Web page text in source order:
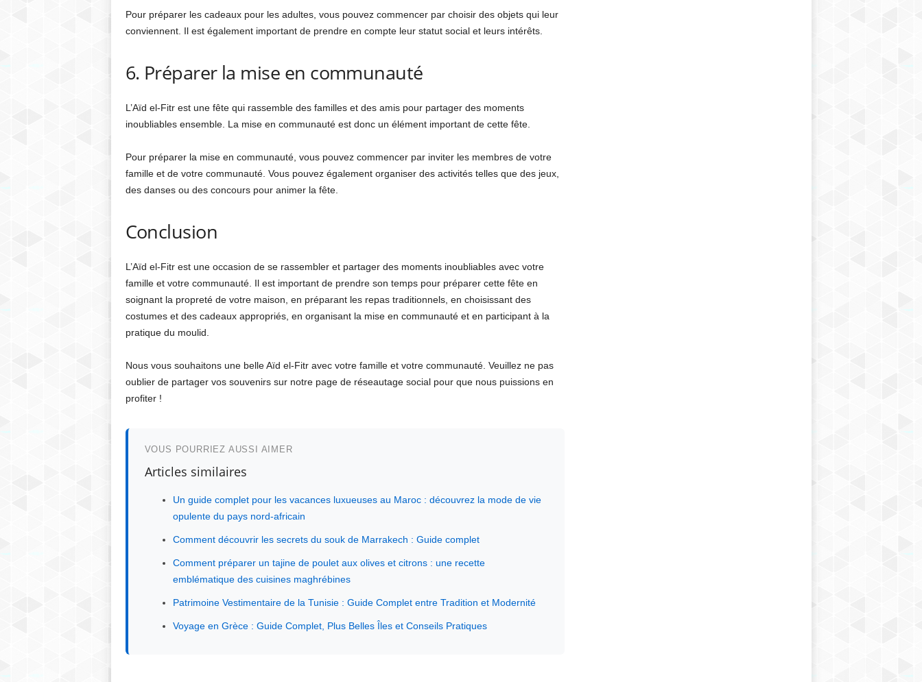
Pour préparer les cadeaux pour les adultes, vous pouvez commencer par choisir des objets qui leur
conviennent. Il est également important de prendre en compte leur statut social et leurs intérêts.
6. Préparer la mise en communauté
L’Aïd el-Fitr est une fête qui rassemble des familles et des amis pour partager des moments
inoubliables ensemble. La mise en communauté est donc un élément important de cette fête.
Pour préparer la mise en communauté, vous pouvez commencer par inviter les membres de votre
famille et de votre communauté. Vous pouvez également organiser des activités telles que des jeux,
des danses ou des concours pour animer la fête.
Conclusion
L’Aïd el-Fitr est une occasion de se rassembler et partager des moments inoubliables avec votre
famille et votre communauté. Il est important de prendre son temps pour préparer cette fête en
soignant la propreté de votre maison, en préparant les repas traditionnels, en choisissant des
costumes et des cadeaux appropriés, en organisant la mise en communauté et en participant à la
pratique du moulid.
Nous vous souhaitons une belle Aïd el-Fitr avec votre famille et votre communauté. Veuillez ne pas
oublier de partager vos souvenirs sur notre page de réseautage social pour que nous puissions en
profiter !
VOUS POURRIEZ AUSSI AIMER
Articles similaires
Un guide complet pour les vacances luxueuses au Maroc : découvrez la mode de vie
opulente du pays nord-africain
Comment découvrir les secrets du souk de Marrakech : Guide complet
Comment préparer un tajine de poulet aux olives et citrons : une recette
emblématique des cuisines maghrébines
Patrimoine Vestimentaire de la Tunisie : Guide Complet entre Tradition et Modernité
Voyage en Grèce : Guide Complet, Plus Belles Îles et Conseils Pratiques